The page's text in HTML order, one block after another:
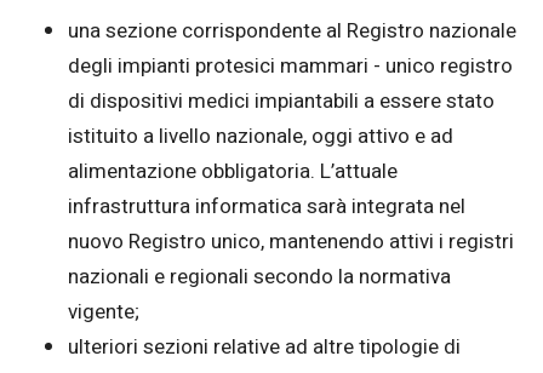
una sezione corrispondente al Registro nazionale
degli impianti protesici mammari - unico registro
di dispositivi medici impiantabili a essere stato
istituito a livello nazionale, oggi attivo e ad
alimentazione obbligatoria. L’attuale
infrastruttura informatica sarà integrata nel
nuovo Registro unico, mantenendo attivi i registri
nazionali e regionali secondo la normativa
vigente;
ulteriori sezioni relative ad altre tipologie di